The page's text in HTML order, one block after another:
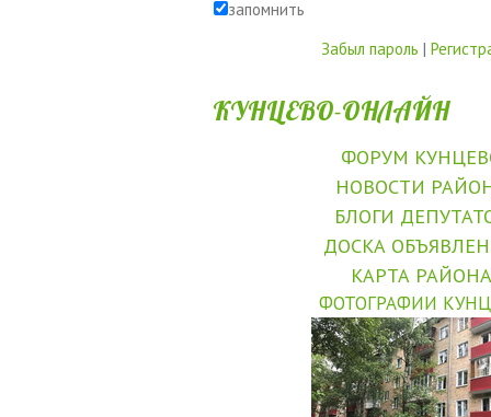
запомнить
Забыл пароль |
КУНЦЕВО-ОНЛАЙН
ФОРУМ
НОВОСТИ
БЛОГИ
ДОСКА
КАРТА РАЙОНА
ФОТОГРАФИИ